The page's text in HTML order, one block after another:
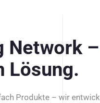
Network –
Lösung.
Produkte – wir